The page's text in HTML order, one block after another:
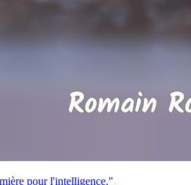
pour l'intelligence."